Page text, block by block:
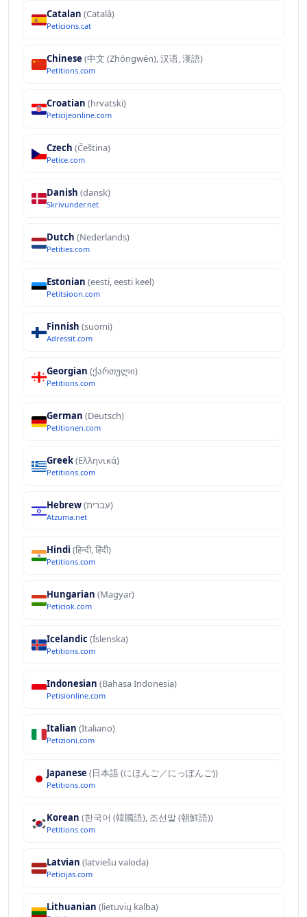
Catalan (Català)
Peticions.cat
Chinese (中文 (Zhōngwén), 汉语, 漢語)
Petitions.com
Croatian (hrvatski)
Peticijeonline.com
Czech (Čeština)
Petice.com
Danish (dansk)
Skrivunder.net
Dutch (Nederlands)
Petities.com
Estonian (eesti, eesti keel)
Petitsioon.com
Finnish (suomi)
Adressit.com
Georgian (ქართული)
Petitions.com
German (Deutsch)
Petitionen.com
Greek(Ελληνικά)
Petitions.com
Hebrew (עברית)
Atzuma.net
Hindi (हिन्दी, हिंदी)
Petitions.com
Hungarian (Magyar)
Peticiok.com
Icelandic(Íslenska)
Petitions.com
Indonesian (Bahasa Indonesia)
Petisionline.com
Italian (Italiano)
Petizioni.com
Japanese (日本語 (にほんご／にっぽんご))
Petitions.com
Korean (한국어 (韓國語), 조선말 (朝鮮語))
Petitions.com
Latvian (latviešu valoda)
Peticijas.com
Lithuanian (lietuvių kalba)